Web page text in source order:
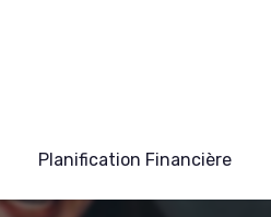
Planification Financière